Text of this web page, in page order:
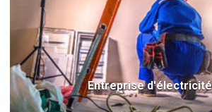
Entreprise